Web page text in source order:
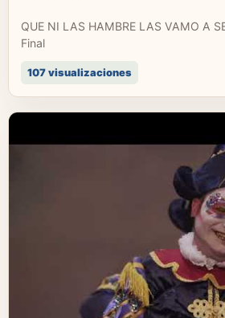
QUE NI LAS HAMBRE LAS VAMO A
Final
107 visualizaciones